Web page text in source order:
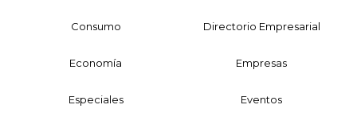
Consumo Directorio Empresarial
Economía Empresas
Especiales Eventos